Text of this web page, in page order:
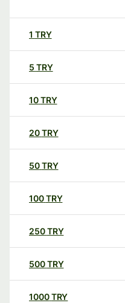
1 TRY
5 TRY
10TRY
20TRY
50TRY
100TRY
250TRY
500TRY
1000TRY